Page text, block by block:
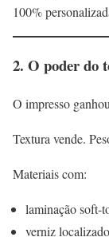
100%
2. O poder do
O impresso
Textura vende.
Materiais com:
laminação soft-
verniz localizado